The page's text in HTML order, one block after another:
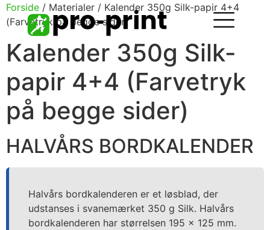
Forside / Materialer / Kalender 350g Silk-papir 4+4
(Farvetryk på begge sider)
Kalender 350g Silk-
papir 4+4 (Farvetryk
på begge sider)
HALVÅRS BORDKALENDER
Halvårs bordkalenderen er et løsblad, der
udstanses i svanemærket 350 g Silk. Halvårs
bordkalenderen har størrelsen 195 x 125 mm.